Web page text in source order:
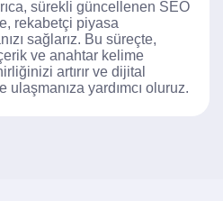
sürekli güncellenen SEO
rekabetçi piyasa
sağlarız. Bu süreçte,
ve anahtar kelime
artırır ve dijital
yardımcı oluruz.